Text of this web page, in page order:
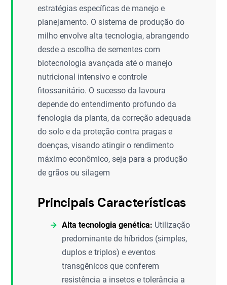
estratégias específicas de manejo e
planejamento. O sistema de produção do
milho envolve alta tecnologia, abrangendo
desde a escolha de sementes com
biotecnologia avançada até o manejo
nutricional intensivo e controle
fitossanitário. O sucesso da lavoura
depende do entendimento profundo da
fenologia da planta, da correção adequada
do solo e da proteção contra pragas e
doenças, visando atingir o rendimento
máximo econômico, seja para a produção
de grãos ou silagem
Principais Características
Alta tecnologia genética: Utilização
predominante de híbridos (simples,
duplos e triplos) e eventos
transgênicos que conferem
resistência a insetos e tolerância a